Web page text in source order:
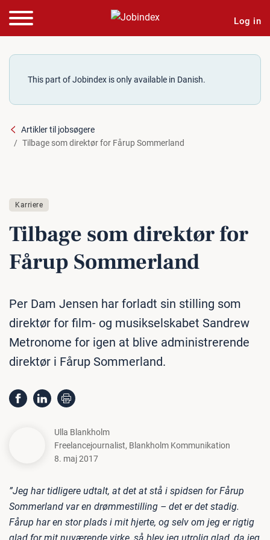
Log in
This part of Jobindex is only available in Danish.
Artikler til jobsøgere
Tilbage som direktør for Fårup Sommerland
Karriere
Tilbage som direktør for
Fårup Som­mer­land
Per Dam Jensen har forladt sin stilling som
direktør for film- og musikselskabet Sandrew
Metronome for igen at blive administrerende
direktør i Fårup Sommerland.
Ulla Blankholm
Freelancejournalist, Blankholm Kommunikation
8. maj 2017
”Jeg har tidligere udtalt, at det at stå i spidsen for Fårup
Sommerland var en drømmestilling – det er det stadig.
Fårup har en stor plads i mit hjerte, og selv om jeg er rigtig